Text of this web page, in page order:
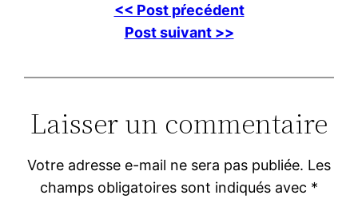
<< Post pŕecédent
Post suivant >>
Laisser un commentaire
Votre adresse e-mail ne sera pas publiée. Les
champs obligatoires sont indiqués avec *